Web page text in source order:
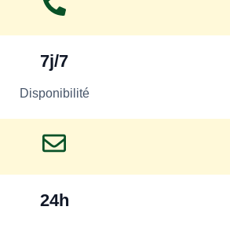
7j/7
Disponibilité
24h